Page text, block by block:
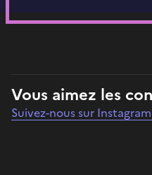
Vous aimez les
Suivez-nous sur Instagram